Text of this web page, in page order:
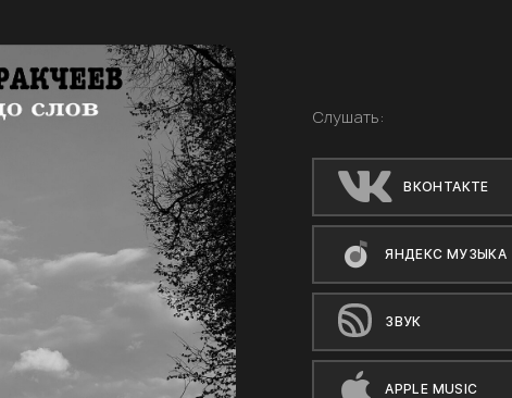
Слушать:
ВКОНТАКТЕ
ЯНДЕКС МУЗЫКА
ЗВУК
APPLE MUSIC